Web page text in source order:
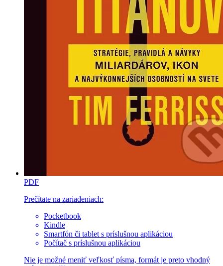
PDF
Prečítate na zariadeniach:
Pocketbook
Kindle
Smartfón či tablet s príslušnou aplikáciou
Počítač s príslušnou aplikáciou
Nie je možné meniť veľkosť písma, formát je preto vhodný